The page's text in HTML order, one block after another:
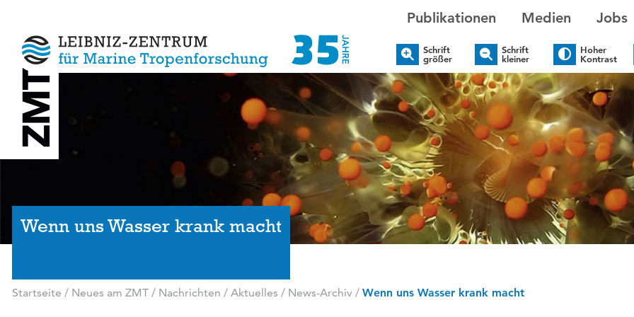
Publikationen Medien Jobs
Schrift
größer
Schrift
kleiner
Hoher
Kontrast
Wenn uns Wasser krank macht
Startseite / Neues am ZMT/ Nachrichten / Aktuelles / News-Archiv/ Wenn uns Wasser krank macht